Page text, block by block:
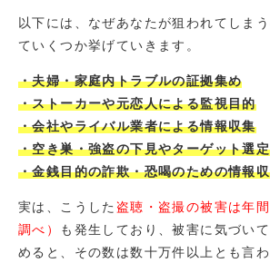
以下には、なぜあなたが狙われてしま
ていくつか挙げていきます。
・夫婦・家庭内トラブルの証拠集め
・ストーカーや元恋人による監視目的
・会社やライバル業者による情報収集
・空き巣・強盗の下見やターゲット選定
・金銭目的の詐欺・恐喝のための情報
実は、こうした 盗聴・盗撮の被害は年
調べ）
も発生しており、被害に気づい
めると、その数は数十万件以上とも言わ